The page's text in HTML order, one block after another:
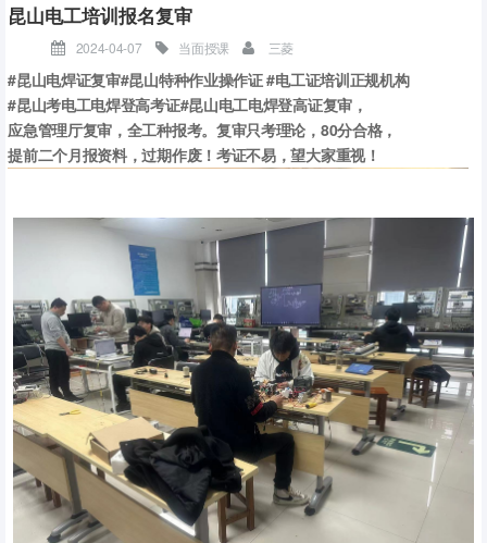
掌握PLC的硬件组成：PLC的硬件主要由中央处理器（CPU）、存储
器、输入单元、输出单元、通信接口、电源等部分组成。了解这些硬
件的功能和特点，对于学习PLC编程至关重要。
熟悉PLC的编程语言：PLC的编程语言主要有梯形图、指令表、功能块
图、顺序功能图、结构化文本等。梯形图是最常用的编程语言，它类
似于电气控制原理图，直观易懂，适合初学者。
学习PLC的编程软件：不同品牌的PLC有不同的编程软件，如西门子的
STEP 7、三菱的GX Works等。学习使用编程软件是进行PLC编程的基
础，需要熟悉软件的操作界面、编程指令、调试功能等。
昆山电工培训报名复审
2024-04-07 当面授课 三菱
#昆山电焊证复审#昆山特种作业操作证 #电工证培训正规机构
#昆山考电工电焊登高考证#昆山电工电焊登高证复审，
应急管理厅复审，全工种报考。复审只考理论，80分合格，
提前二个月报资料，过期作废！考证不易，望大家重视！